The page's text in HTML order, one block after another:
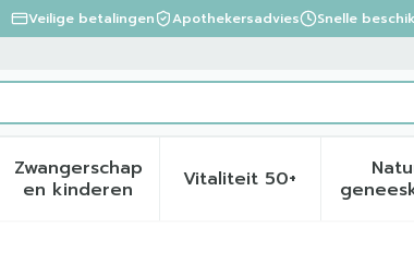
Veilige betalingen Apothekersadvies Snelle
verzorging en hygiëne categorie
voor Dieet, voeding en vitamines
Zwangerschap
en kinderenToon submenu voor Zwangerschap
Vitaliteit 50+Toon submenu